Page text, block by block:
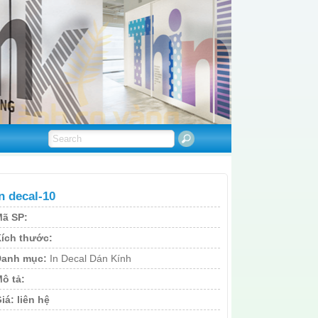
decal-10
SP:
thước:
mục: In Decal Dán Kính
tả:
liên hệ